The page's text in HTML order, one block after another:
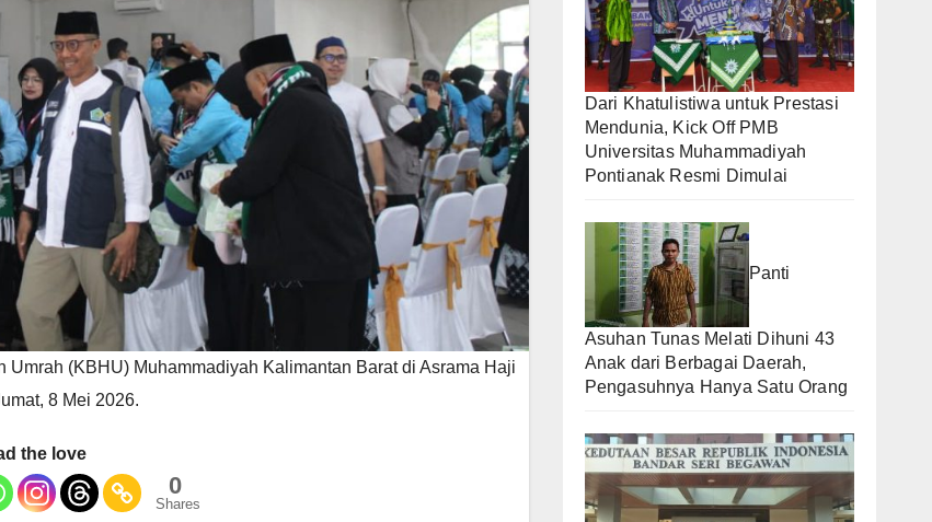
(KBHU) Muhammadiyah Kalimantan Barat di Asrama Haji
8 Mei 2026.
the love
0
Shares
Dari Khatulistiwa untuk Prestasi
Mendunia, Kick Off PMB
Universitas Muhammadiyah
Pontianak Resmi Dimulai
Panti
Asuhan Tunas Melati Dihuni 43
Anak dari Berbagai Daerah,
Pengasuhnya Hanya Satu Orang